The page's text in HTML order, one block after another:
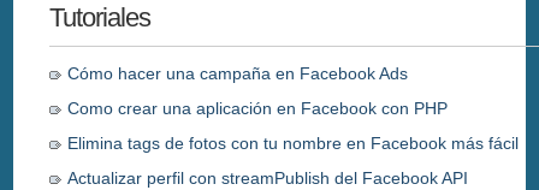
Tutoriales
Cómo hacer una campaña en Facebook Ads
Como crear una aplicación en Facebook con PHP
Elimina tags de fotos con tu nombre en Facebook más fácil
Actualizar perfil con streamPublish del Facebook API